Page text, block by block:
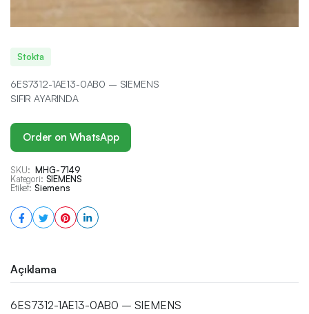
Stokta
6ES7312-1AE13-0AB0 – SIEMENS
SIFIR AYARINDA
Order on WhatsApp
SKU: MHG-7149
Kategori: SIEMENS
Etiket: Siemens
Açıklama
6ES7312-1AE13-0AB0 – SIEMENS